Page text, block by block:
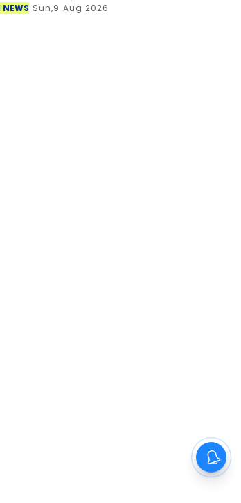
बड़ा फायदा
Sun,9 Aug 2026